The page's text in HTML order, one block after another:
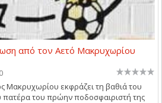
από τον Αετό Μακρυχωρίου
Μακρυχωρίου εκφράζει τη βαθιά του
πατέρα του πρώην ποδοσφαιριστή της